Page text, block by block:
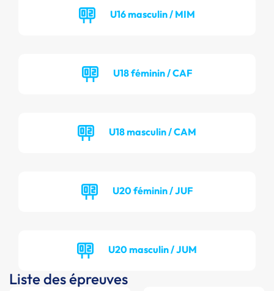
U16 masculin / MIM
U18 féminin / CAF
U18 masculin / CAM
U20 féminin / JUF
U20 masculin / JUM
Liste des épreuves